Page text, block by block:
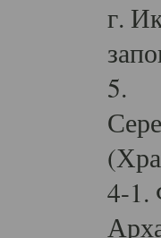
г.
5.
4-1.